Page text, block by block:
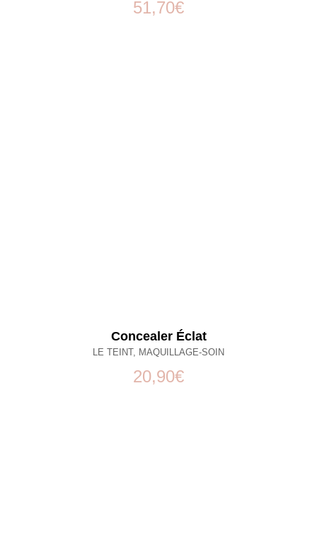
51,70€
Concealer Éclat
LE TEINT, MAQUILLAGE-SOIN
20,90€